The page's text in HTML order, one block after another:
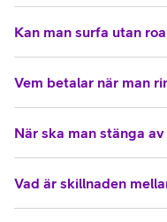
Kan man surfa utan
Vem betalar när man
När ska man stänga
Vad är skillnaden